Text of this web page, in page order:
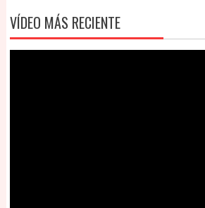
VÍDEO MÁS RECIENTE